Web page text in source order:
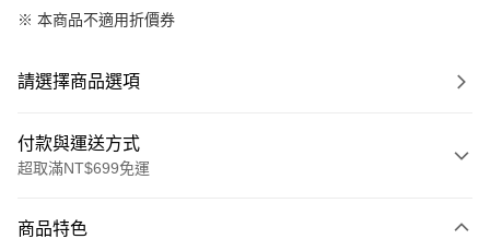
※ 本商品不適用折價券
請選擇商品選項
付款與運送方式
超取滿NT$699免運
信用卡一次付款
商品特色